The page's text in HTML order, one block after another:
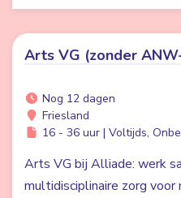
Arts VG (zonder
Nog 12 dagen
Friesland
16 - 36 uur | Voltijds,
Arts VG bij Alliade: werk
multidisciplinaire zorg voor